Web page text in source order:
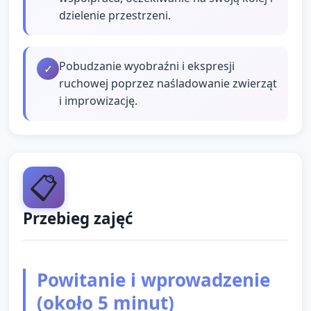
dzielenie przestrzeni.
✓ Pobudzanie wyobraźni i ekspresji
ruchowej poprzez naśladowanie zwierząt
i improwizację.
📋
Przebieg zajęć
Powitanie i wprowadzenie
(około 5 minut)